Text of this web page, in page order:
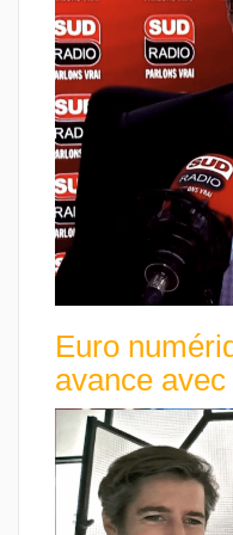
Euro
avance